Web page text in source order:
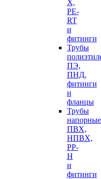
X,
PE-
RT
и
фитинги
Трубы
ПЭ,
ПНД,
фитинги
и
фланцы
Трубы
напорные
ПВХ,
НПВХ,
PP-
H
и
фитинги